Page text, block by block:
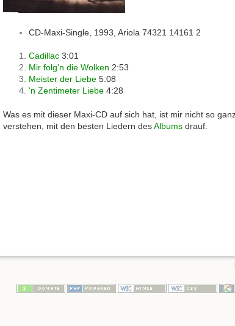
CD-Maxi-Single, 1993, Ariola 74321 14161 2
Cadillac 3:01
Mir folg'n die Wolken 2:53
Meister der Liebe 5:08
'n Zentimeter Liebe 4:28
Was es mit dieser Maxi-CD auf sich hat, ist mir nicht so
verstehen, mit den besten Liedern desAlbums drauf.